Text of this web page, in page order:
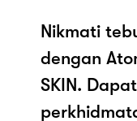
Nikmati
dengan
SKIN.